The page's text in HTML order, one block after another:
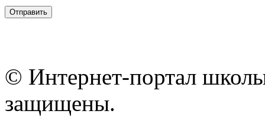
© Интернет-портал
защищены.